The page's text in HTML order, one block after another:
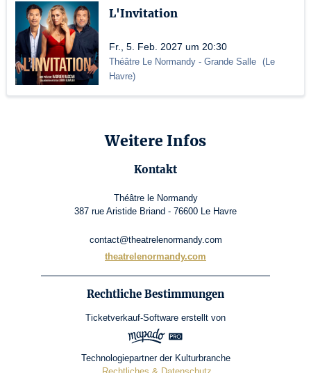
L'Invitation
Fr., 5. Feb. 2027 um 20:30
Théâtre Le Normandy - Grande Salle (Le
Havre)
Weitere Infos
Kontakt
Théâtre le Normandy
387 rue Aristide Briand - 76600 Le Havre
contact@theatrelenormandy.com
theatrelenormandy.com
Rechtliche Bestimmungen
Ticketverkauf-Software erstellt von
Technologiepartner der Kulturbranche